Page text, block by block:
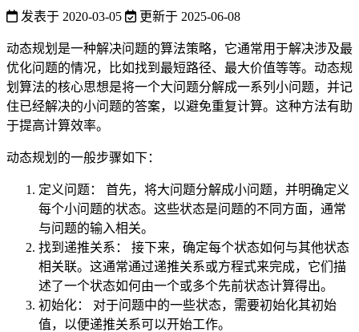
发表于 2020-03-05 更新于 2025-06-08
动态规划是一种解决问题的算法策略，它通常用于解决涉及最
优化问题的情况，比如找到最短路径、最大价值等等。动态规
划算法的核心思想是将一个大问题分解成一系列小问题，并记
住已经解决的小问题的答案，以避免重复计算。这种方法有助
于提高计算效率。
动态规划的一般步骤如下：
定义问题： 首先，将大问题分解成小问题，并明确定义
每个小问题的状态。这些状态是问题的不同方面，通常
与问题的输入相关。
找到递推关系： 接下来，确定每个状态如何与其他状态
相关联。这通常通过递推关系或方程式来完成，它们描
述了一个状态如何由一个或多个先前状态计算得出。
初始化： 对于问题中的一些状态，需要初始化其初始
值，以便递推关系可以开始工作。